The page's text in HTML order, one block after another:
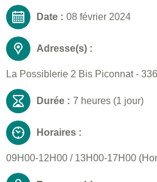
Date : 08 février 2024
Adresse(s) :
La Possiblerie 2 Bis Piconnat -
Durée : 7 heures (1 jour)
Horaires :
09H00-12H00 / 13H00-17H00